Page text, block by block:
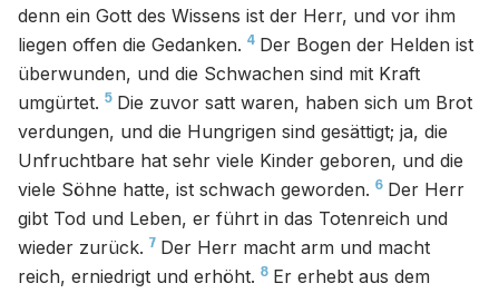
denn ein Gott des Wissens ist der Herr, und vor ihm
liegen offen die Gedanken. 4 Der Bogen der Helden ist
überwunden, und die Schwachen sind mit Kraft
umgürtet. 5 Die zuvor satt waren, haben sich um Brot
verdungen, und die Hungrigen sind gesättigt; ja, die
Unfruchtbare hat sehr viele Kinder geboren, und die
viele Söhne hatte, ist schwach geworden. 6 Der Herr
gibt Tod und Leben, er führt in das Totenreich und
wieder zurück. 7 Der Herr macht arm und macht
reich, erniedrigt und erhöht. 8 Er erhebt aus dem